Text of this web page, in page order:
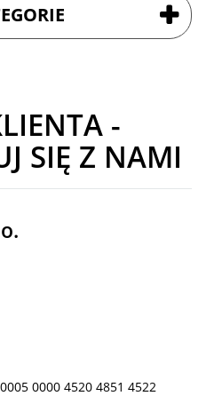
-
SIĘ Z NAMI
0000 4520 4851 4522